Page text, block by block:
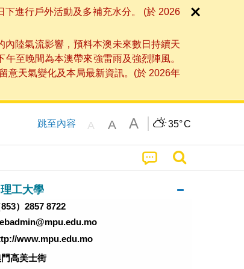
進行戶外活動及多補充水分。 (於 2026
陸氣流影響，預料本澳未來數日持續天
至晚間為本澳帶來強雷雨及強烈陣風。
意天氣變化及本局最新資訊。(於 2026年
跳至內容 A A A 35°C
工大學
853）2857 8722
www.mpu.edu.mo
高美士街